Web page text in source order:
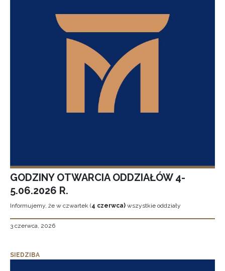
GODZINY OTWARCIA ODDZIAŁÓW 4-
5.06.2026 R.
Informujemy, że w czwartek (4 czerwca) wszystkie oddziały
3 czerwca, 2026
SIEDZIBA